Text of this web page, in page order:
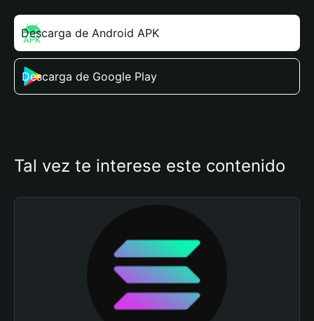
Descarga de Android APK
Descarga de Google Play
Tal vez te interese este contenido